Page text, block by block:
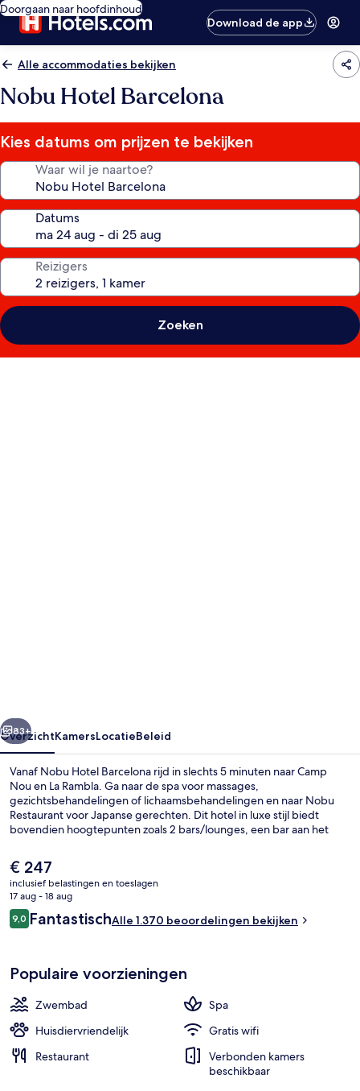
Doorgaan naar hoofdinhoud
Download de app
Alle accommodaties bekijken
Nobu Hotel Barcelona
Kies datums om prijzen te bekijken
Waar wil je naartoe?
Datums
Reizigers
Zoeken
Volgende
83+
OverzichtKamersLocatieBeleid
Vanaf Nobu Hotel Barcelona rijd in slechts 5 minuten naar Camp
Nou en La Rambla. Ga naar de spa voor massages,
gezichtsbehandelingen of lichaamsbehandelingen en naar Nobu
Restaurant voor Japanse gerechten. Dit hotel in luxe stijl biedt
bovendien hoogtepunten zoals 2 bars/lounges, een bar aan het
enthousiast over het behulpzame personeel en het restaurant. Het
openbaar vervoer vind je op korte loopafstand: het is 2 minuten
lopen naar Metrostation Sants en 5 minuten naar Metrostation
Tarragona Metro.
De
huidige
prijs
is
€ 247
€ 247
inclusief belastingen en toeslagen
17 aug - 18 aug
Beoordelingen
9,09,0 op 10 –
FantastischAlle 1.370 beoordelingen bekijken
Populaire voorzieningen
Zwembad
Spa
Huisdiervriendelijk
Gratis wifi
Restaurant
Verbonden kamers
beschikbaar